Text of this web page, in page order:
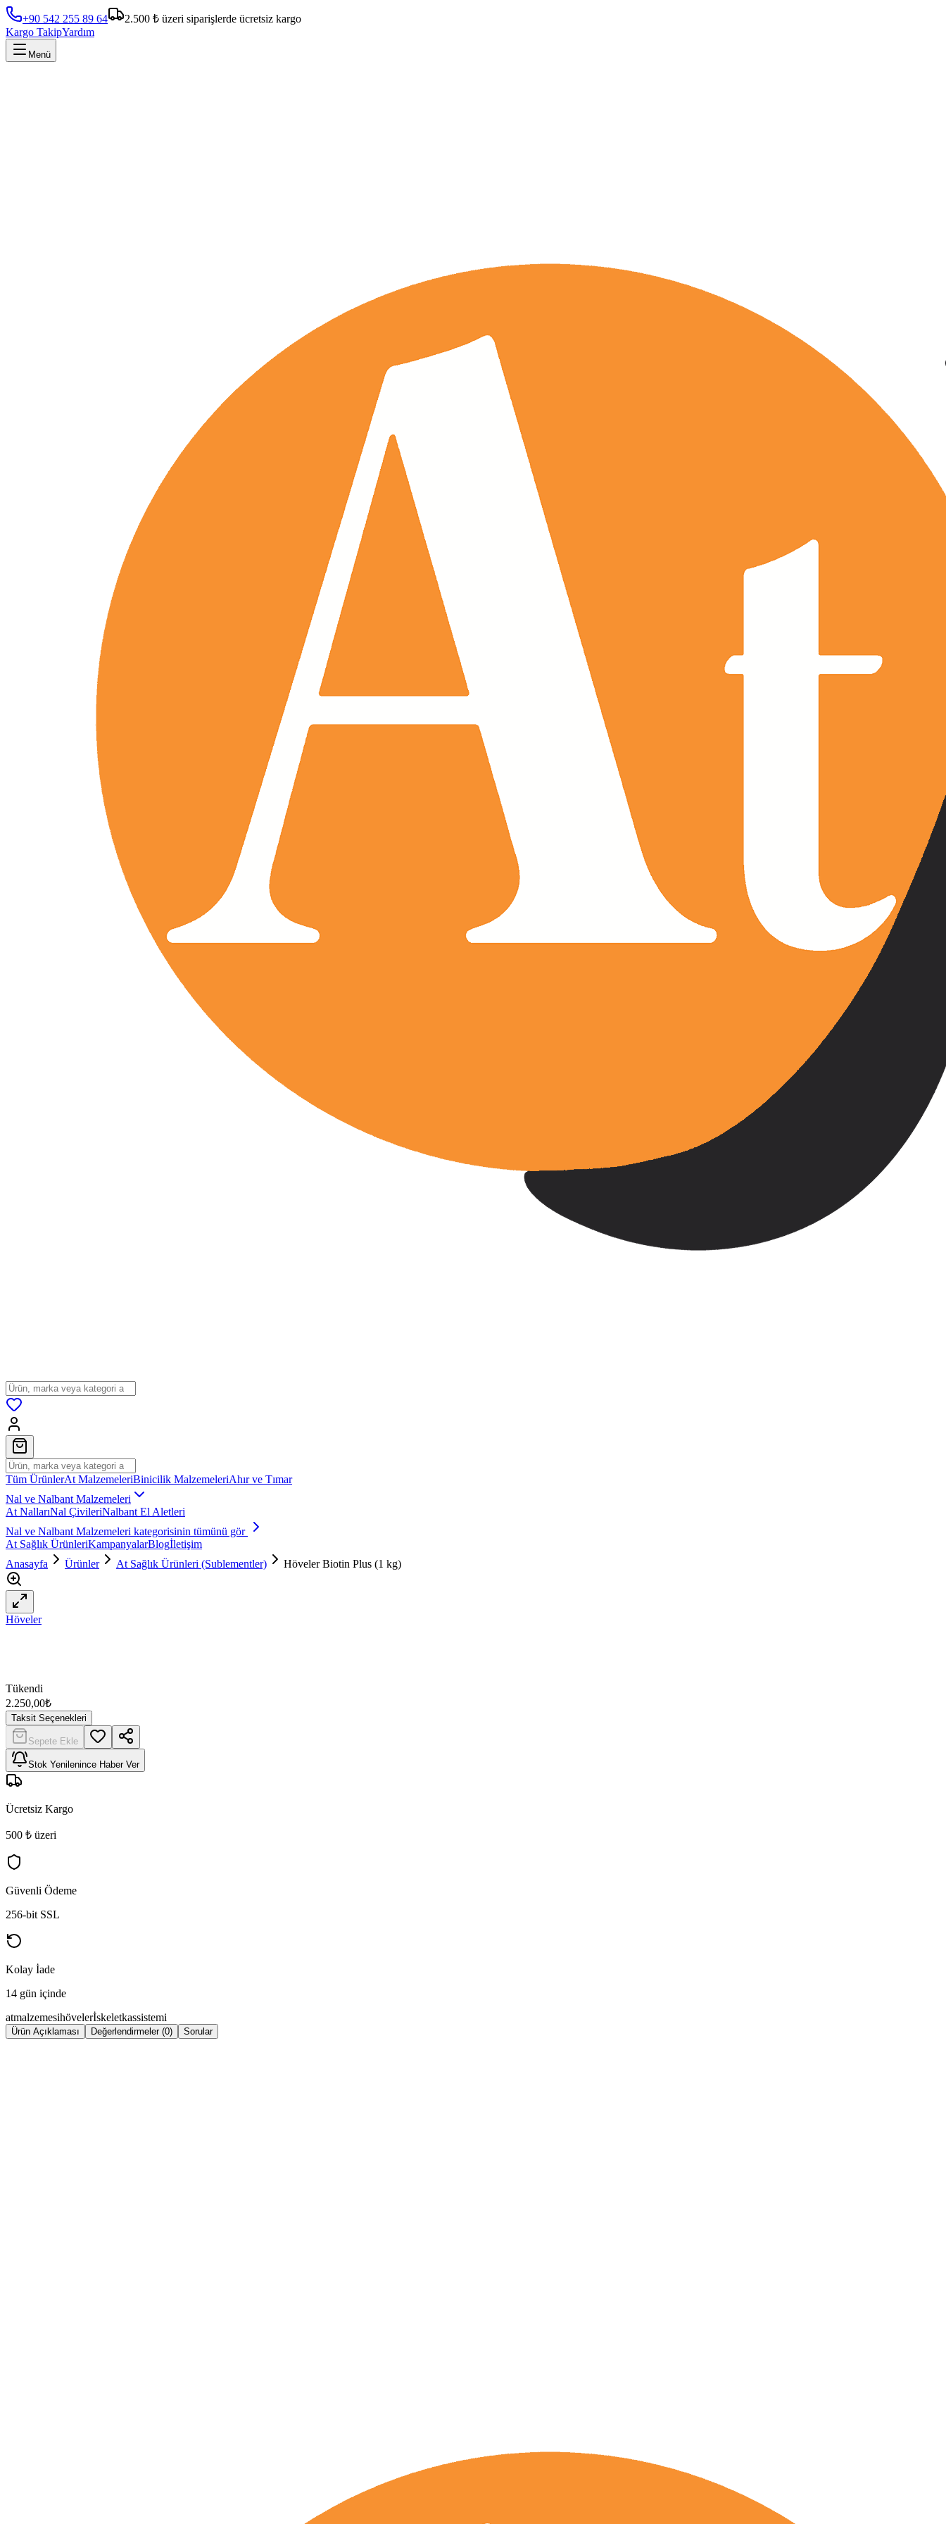
+90 542 255 89 64
2.500 ₺ üzeri siparişlerde ücretsiz kargo
Kargo TakipYardım
Menü
Tüm ÜrünlerAt MalzemeleriBinicilik MalzemeleriAhır ve Tımar
Nal ve Nalbant Malzemeleri
At NallarıNal ÇivileriNalbant El Aletleri
Nal ve Nalbant Malzemeleri kategorisinin tümünü gör
At Sağlık ÜrünleriKampanyalarBlogİletişim
Anasayfa
Ürünler At Sağlık Ürünleri (Sublementler) Höveler Biotin Plus (1 kg)
Höveler
Tükendi
2.250,00₺
Taksit Seçenekleri
Sepete Ekle
Stok Yenilenince Haber Ver
Ücretsiz Kargo
500 ₺ üzeri
Güvenli Ödeme
256-bit SSL
Kolay İade
14 gün içinde
atmalzemesihövelerİskeletkassistemi
Ürün Açıklaması Değerlendirmeler (0) Sorular